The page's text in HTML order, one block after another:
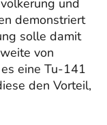
und
demonstriert
solle damit
von
eine Tu-141
den Vorteil,